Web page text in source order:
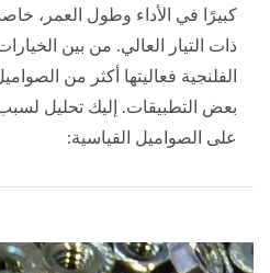
كبيرًا في الأداء وطول العمر،
ذات التيار العالي. من بين
الفلنجية فعاليتها أكثر من
بعض التطبيقات. إليك تحليل
على الصواميل القياسية: